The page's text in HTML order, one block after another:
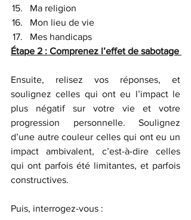
Ma religion
Mon lieu de vie
Mes handicaps
Ensuite, relisez vos réponses, et
soulignez celles qui ont eu l’impact le
plus négatif sur votre vie et votre
progression personnelle. Soulignez
d’une autre couleur celles qui ont eu un
impact ambivalent, c’est-à-dire celles
qui ont parfois été limitantes, et parfois
constructives.
Puis, interrogez-vous :